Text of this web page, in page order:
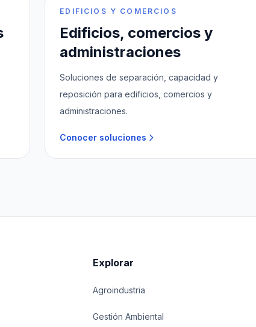
EDIFICIOS Y COMERCIOS
Edificios, comercios y
administraciones
Soluciones de separación, capacidad y
reposición para edificios, comercios y
administraciones.
Conocer soluciones
Explorar
Agroindustria
Gestión Ambiental